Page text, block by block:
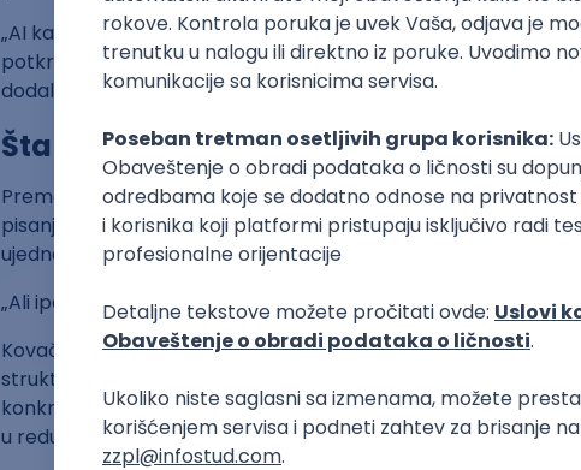
„AI kao alat ne umanjuje autentičnost ako kandidat stoji iza
potkrepi rezultatima. Ko je napisao prvu verziju je manje
dodala je.
Šta će biti u budućnosti sa pisanjem
Prema nekim istraživanjima, očekuje se da u budućnosti
pisanje i uređivanje CV-ja, Kovačić navodi da u toj situaciji
ujednačavanje prijave, da postanu slične po sadržaju i teže je
„Ali ipak verujem da su kandidati domišljati da će pronaći
Kovačić preporučuje da koriste alate kao podršku i pomoć,
strukture, za ispravljanje grešaka u tekstu i sl. a da kandidati
konkretnim podacima poput rezultata, da daju kontekst i
u redu je to reći, odgovornost za sadržaj je i dalje kod